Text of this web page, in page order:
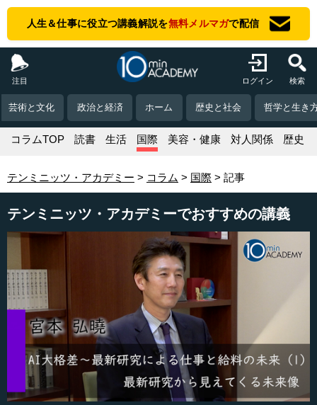
人生＆仕事に役立つ講義解説を無料メルマガで配信
注目 ログイン 検索
芸術と文化 政治と経済 ホーム 歴史と社会 哲学と生き
コラムTOP 読書 生活 国際 美容・健康 対人関係 歴史
テンミニッツ・アカデミー コラム 国際 記事
テンミニッツ・アカデミーでおすすめの講義